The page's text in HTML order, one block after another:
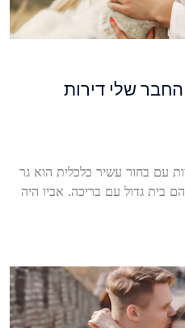
שלי דירות
עם בחור עשיר כלכלית הוא גר
בית גדול עם בריכה. אביו היה